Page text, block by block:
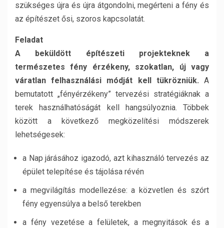
szükséges újra és újra átgondolni, megérteni a fény és
az építészet ősi, szoros kapcsolatát.
Feladat
A beküldött építészeti projekteknek a
természetes fény érzékeny, szokatlan, új vagy
váratlan felhasználási módját kell tükrözniük. A
bemutatott „fényérzékeny” tervezési stratégiáknak a
terek használhatóságát kell hangsúlyoznia. Többek
között a következő megközelítési módszerek
lehetségesek:
a Nap járásához igazodó, azt kihasználó tervezés az
épület telepítése és tájolása révén
a megvilágítás modellezése: a közvetlen és szórt
fény egyensúlya a belső terekben
a fény vezetése a felületek, a megnyitások és a